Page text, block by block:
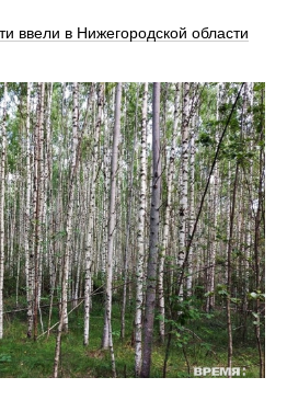
ввели в Нижегородской области